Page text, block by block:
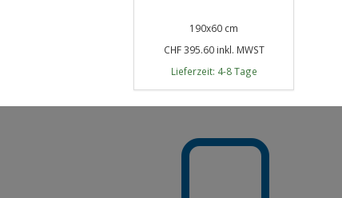
190x60 cm
CHF 395.60 inkl. MWST
Lieferzeit: 4-8 Tage